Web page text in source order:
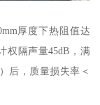
厚度下热阻值达
权隔声量45dB，满
后，质量损失率＜